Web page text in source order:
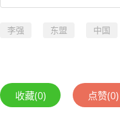
李强 东盟 中国
收藏(0) 点赞(0)